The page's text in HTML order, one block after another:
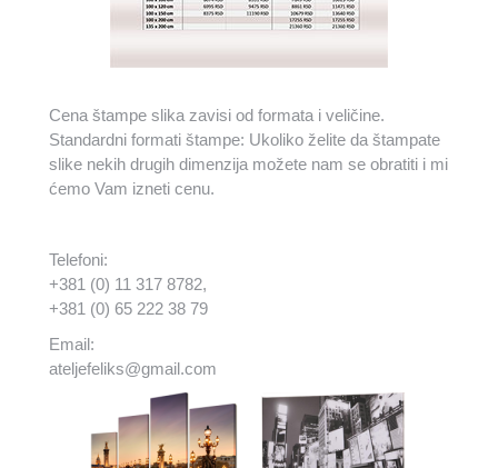
Cena štampe slika zavisi od formata i veličine.
Standardni formati štampe: Ukoliko želite da štampate
slike nekih drugih dimenzija možete nam se obratiti i mi
ćemo Vam izneti cenu.
Telefoni:
+381 (0) 11 317 8782,
+381 (0) 65 222 38 79
Email:
ateljefeliks@gmail.com